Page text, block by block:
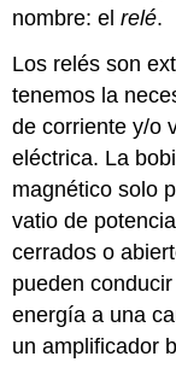
nombre: elrelé.
Los relés son
tenemos la
de corriente y/o
eléctrica. La
magnético solo
vatio de
cerrados o
pueden
energía a una
un amplificador